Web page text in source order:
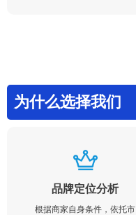
为什么选择我们
品牌定位分析
根据商家自身条件，依托市